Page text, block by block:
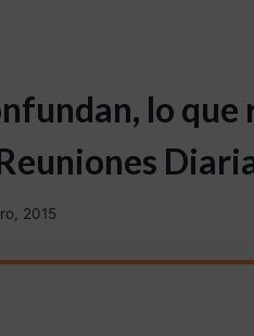
lo
2015